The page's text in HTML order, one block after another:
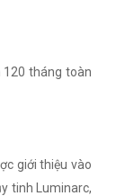
120 tháng toàn
giới thiệu vào
tinh Luminarc,